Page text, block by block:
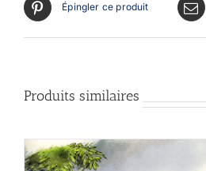
Épingler ce produit
Produits similaires